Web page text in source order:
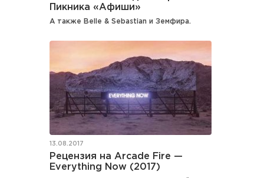
Пикника «Афиши»
А также Belle & Sebastian и Земфира.
13.08.2017
Рецензия на Arcade Fire —
Everything Now (2017)